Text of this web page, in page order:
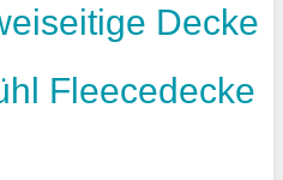
Decke
Fleecedecke